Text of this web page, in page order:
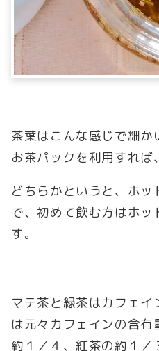
茶葉はこんな感じで細か
お茶パックを利用すれば
どちらかというと、ホ
で、初めて飲む方はホ
す。
マテ茶と緑茶はカフェ
は元々カフェインの含
約１／４、紅茶の約１